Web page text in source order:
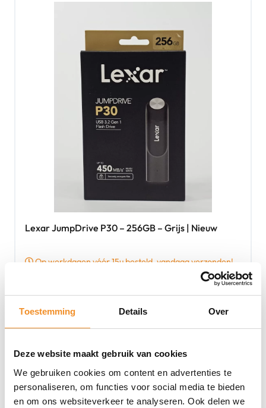
Toestemming Details Over
Deze website maakt gebruik van cookies
We gebruiken cookies om content en advertenties te
personaliseren, om functies voor social media te bieden
en om ons websiteverkeer te analyseren. Ook delen we
Lexar JumpDrive P30 – 256GB – Grijs | Nieuw
Op werkdagen vóór 15u besteld, vandaag verzonden!
Toevoegen aan winkelwagen
Nieuw